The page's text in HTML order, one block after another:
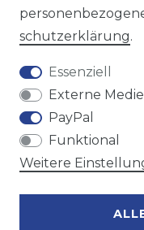
schutz­erklärung.
Essenziell
Externe
PayPal
Funktional
Weitere